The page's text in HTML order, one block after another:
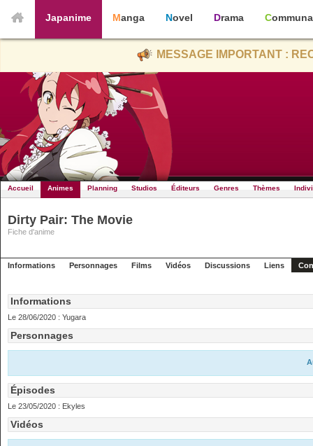
Japanime Manga Novel Drama
MESSAGE IMPORTANT :
Accueil Animes Planning Studios Éditeurs Genres Thèmes
Dirty Pair: The Movie
Fiche d'anime
Informations Personnages Films Vidéos Discussions Liens
Informations
Le 28/06/2020 : Yugara
Personnages
Épisodes
Le 23/05/2020 : Ekyles
Vidéos